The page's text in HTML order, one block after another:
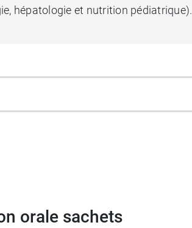
hépatologie et nutrition pédiatrique).
orale sachets